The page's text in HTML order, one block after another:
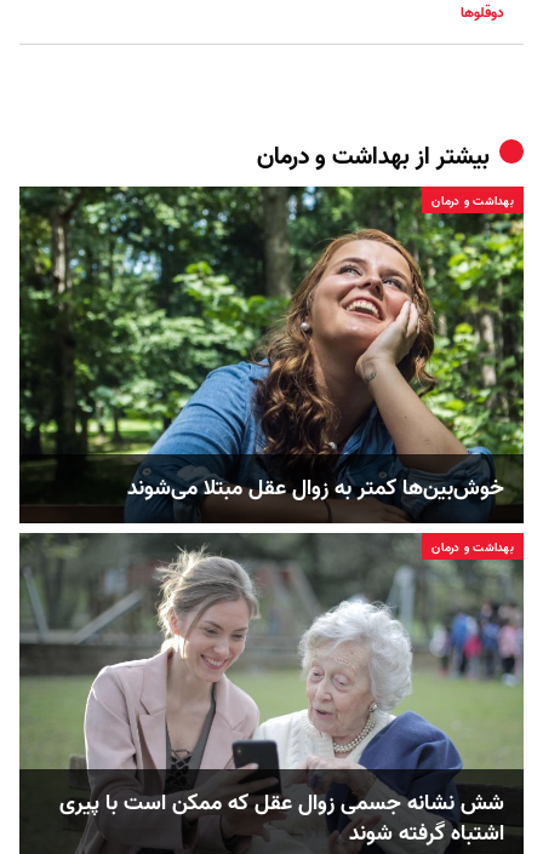
دوقلوها
بیشتر ازبهداشت و درمان
بهداشت و درمان
خوش‌بین‌ها کمتر به زوال عقل مبتلا می‌شوند
بهداشت و درمان
شش نشانه جسمی زوال عقل که ممکن است با پیری
اشتباه گرفته شوند